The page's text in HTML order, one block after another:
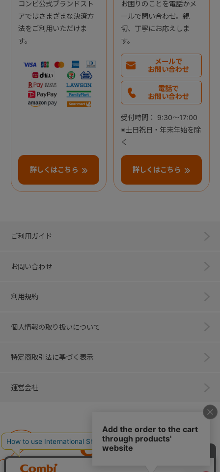
コンビ公式ブランドスト
アではさまざまな決済方
法をご利用いただけま
す。
詳しくはこちら
お困りのことを電話かメ
ールで問い合わせ。親
切、丁寧にお応えしま
す。
メールで
お問い合わせ
電話で
お問い合わせ
受付時間： 9:30～17:00
※土日祝日・年末年始を除
く
詳しくはこちら
ご利用ガイド
お問い合わせ
利用規約
個人情報の取り扱いについて
特定商取引法に基づく表示
運営会社